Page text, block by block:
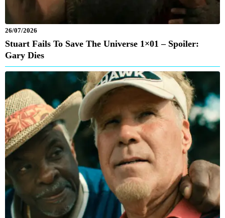
26/07/2026
Stuart Fails To Save The Universe 1×01 – Spoiler:
Gary Dies